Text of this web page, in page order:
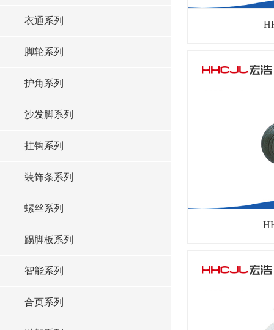
衣通系列
脚轮系列
护角系列
沙发脚系列
挂钩系列
装饰条系列
螺丝系列
踢脚板系列
智能系列
合页系列